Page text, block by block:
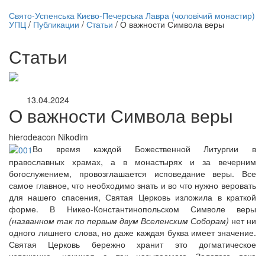
трансляция | 12 сентября
Свято-Успенська Києво-Печерська Лавра (чоловічий монастир)
УПЦ / Публикации / Статьи / О важности Символа веры
Статьи
13.04.2024
О важности Символа веры
hierodeacon Nikodim
Во время каждой Божественной Литургии в
православных храмах, а в монастырях и за вечерним
богослужением, провозглашается исповедание веры. Все
самое главное, что необходимо знать и во что нужно веровать
для нашего спасения, Святая Церковь изложила в краткой
форме. В Никео-Константинопольском Символе веры
(названном так по первым двум Вселенским Соборам) нет ни
одного лишнего слова, но даже каждая буква имеет значение.
Святая Церковь бережно хранит это догматическое